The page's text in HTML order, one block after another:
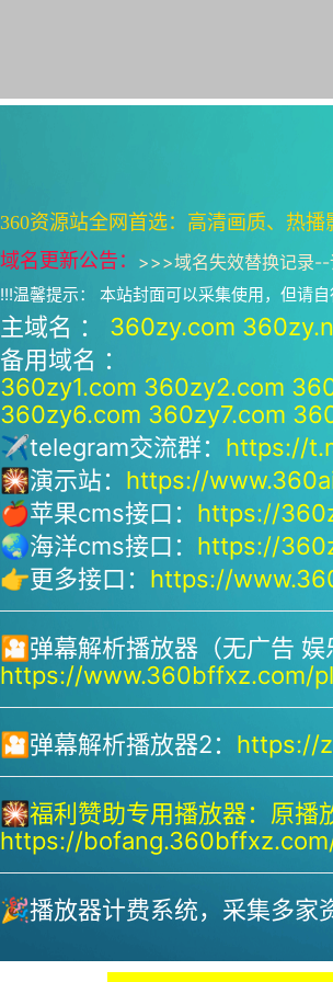
360资源站全网首选：高清画质、热
域名更新公告： >>>域名失效替换记录
!!!温馨提示： 本站封面可以采集使用，但请
主域名 ： 360zy.com
备用域名 ：
360zy1.com 360zy2.com
360zy6.com 360zy7.com
✈telegram交流群： https://
🎇演示站： https://
🍎苹果cms接口： https://
🌏海洋cms接口： https://
👉更多接口： https://
🎦弹幕解析播放器（无广告 娱
https://www.360bffxz.com/
🎦弹幕解析播放器2： https://
🎇福利赞助专用播放器： 原播
https://
🎉播放器计费系统，采集多家